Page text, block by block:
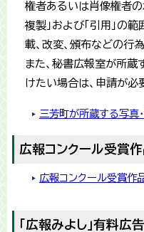
権者あるいは肖像権者
複製」および「引用」の
載、改変、頒布などの行
また、秘書広報室が所蔵
けたい場合は、申請が必
三芳町が所蔵する写真
広報コンクール受賞
広報コンクール受賞作
「広報みよし」有料広